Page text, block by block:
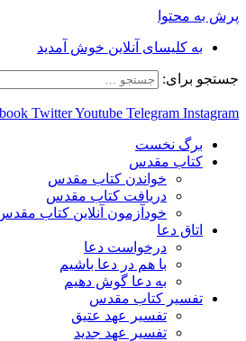
پرش به محتوا
به کلیسای آنلاین خوش آمدید
جستجو برای:
TwitterYoutube Telegram Instagram
برگ نخست
کتاب مقدس
خواندن کتاب مقدس
دریافت کتاب مقدس
خودآزمون آنلاین کتاب
اتاق دعا
درخواست دعا
با هم در دعا باشیم
به دعا گوش دهیم
تفسیر کتاب مقدس
تفسیر عهد عتیق
تفسیر عهد جدید